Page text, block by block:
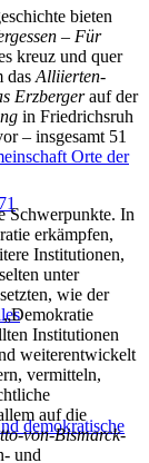
demokratische
bieten
– Für
kreuz und quer
das Alliierten-
Erzbergerauf der
in Friedrichsruh
– insgesamt 51
Orte der
Schwerpunkte. In
erkämpfen,
Institutionen,
unter
wie der
Institutionen
weiterentwickelt
vermitteln,
auf die
von-Bismarck-
und